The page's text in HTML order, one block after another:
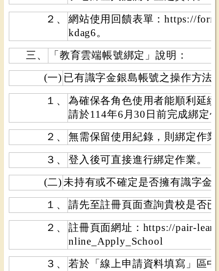
２、
網站使用回饋表單：https://
kdag6。
三、
「教育雲端帳號綁定」說明：
(一) 已有識字金銀島帳號之操作方法
１、
為確保各角色使用者能順利延
請於114年6月30日前完成綁定
２、
無需保留使用紀錄，則綁定作
３、
登入後可直接進行綁定作業。
(二) 未持有或不確定是否擁有識字金
１、
請先至註冊頁面查詢貴校是否
２、
註冊頁面網址：https://pair-
nline_Apply_School
３、
若於「線上申請資料填寫」區